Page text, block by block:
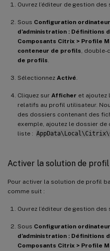
Ouvrez l’éditeur de gestion
Sous Configuration
d’administration : Définitions
Composants Citrix > Profile
conteneur de profils ,
de profils
Sélectionnez Activé
Cliquez sur Afficher et ajoutez
relatifs au profil utilisateur.
des dossiers contenant des
exemple, ajoutez le dossier de
liste :
Activer la solution de
Pour activer la solution de profil
comme suit :
Ouvrez l’éditeur de gestion
Sous Configuration
d’administration : Définitions
Composants Citrix > Profile